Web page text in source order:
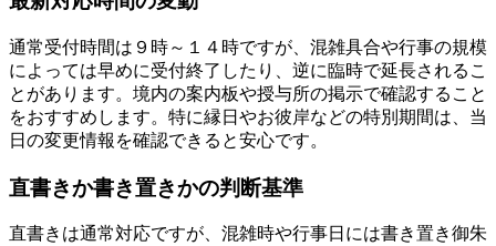
通常受付時間は９時～１４時ですが、混雑具合や行事の規模
によっては早めに受付終了したり、逆に臨時で延長されるこ
とがあります。境内の案内板や授与所の掲示で確認すること
をおすすめします。特に縁日やお彼岸などの特別期間は、当
日の変更情報を確認できると安心です。
直書きか書き置きかの判断基準
直書きは通常対応ですが、混雑時や行事日には書き置き御朱